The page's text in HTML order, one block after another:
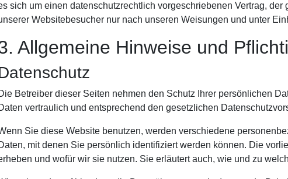
sich um einen datenschutzrechtlich vorgeschriebenen Vertrag,
Websitebesucher nur nach unseren Weisungen und unter
Allgemeine Hinweise und
Betreiber dieser Seiten nehmen den Schutz Ihrer persönlichen
vertraulich und entsprechend den gesetzlichen
Sie diese Website benutzen, werden verschiedene
mit denen Sie persönlich identifiziert werden können. Die
und wofür wir sie nutzen. Sie erläutert auch, wie und zu